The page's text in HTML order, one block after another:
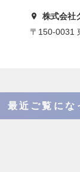
株式会社
〒150-0031
最近ご覧にな